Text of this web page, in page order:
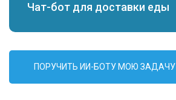
Чат-бот для доставки еды
ПОРУЧИТЬ ИИ-БОТУ МОЮ ЗАДАЧУ